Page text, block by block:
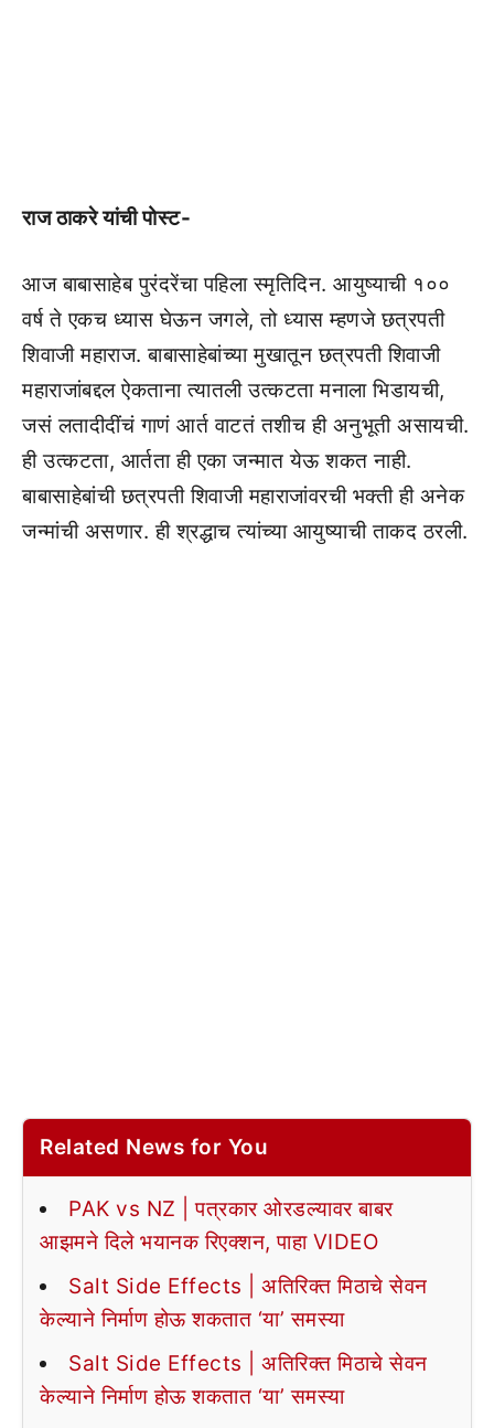
राज ठाकरे यांची पोस्ट-
आज बाबासाहेब पुरंदरेंचा पहिला स्मृतिदिन. आयुष्याची १००
वर्ष ते एकच ध्यास घेऊन जगले, तो ध्यास म्हणजे छत्रपती
शिवाजी महाराज. बाबासाहेबांच्या मुखातून छत्रपती शिवाजी
महाराजांबद्दल ऐकताना त्यातली उत्कटता मनाला भिडायची,
जसं लतादीदींचं गाणं आर्त वाटतं तशीच ही अनुभूती असायची.
ही उत्कटता, आर्तता ही एका जन्मात येऊ शकत नाही.
बाबासाहेबांची छत्रपती शिवाजी महाराजांवरची भक्ती ही अनेक
जन्मांची असणार. ही श्रद्धाच त्यांच्या आयुष्याची ताकद ठरली.
Related News for You
PAK vs NZ | पत्रकार ओरडल्यावर बाबर
आझमने दिले भयानक रिएक्शन, पाहा VIDEO
Salt Side Effects | अतिरिक्त मिठाचे सेवन
केल्याने निर्माण होऊ शकतात ‘या’ समस्या
Salt Side Effects | अतिरिक्त मिठाचे सेवन
केल्याने निर्माण होऊ शकतात ‘या’ समस्या